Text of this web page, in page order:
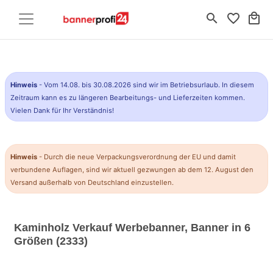
search favorite_border local_mall
Hinweis - Vom 14.08. bis 30.08.2026 sind wir im Betriebsurlaub. In diesem
Zeitraum kann es zu längeren Bearbeitungs- und Lieferzeiten kommen.
Vielen Dank für Ihr Verständnis!
Hinweis - Durch die neue Verpackungsverordnung der EU und damit
verbundene Auflagen, sind wir aktuell gezwungen ab dem 12. August den
Versand außerhalb von Deutschland einzustellen.
Kaminholz Verkauf Werbebanner, Banner in 6
Größen (2333)